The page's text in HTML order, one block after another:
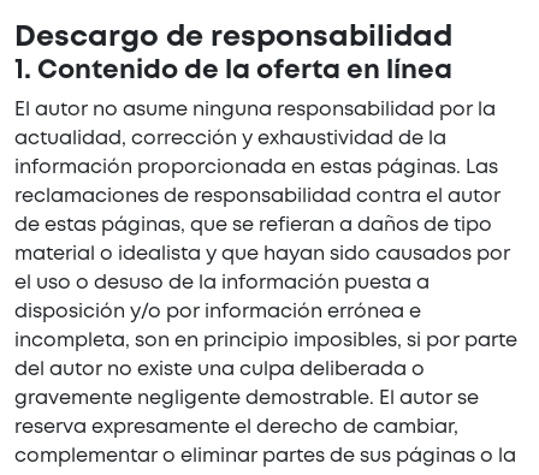
Descargo de responsabilidad
1. Contenido de la oferta en línea
El autor no asume ninguna responsabilidad por la
actualidad, corrección y exhaustividad de la
información proporcionada en estas páginas. Las
reclamaciones de responsabilidad contra el autor
de estas páginas, que se refieran a daños de tipo
material o idealista y que hayan sido causados por
el uso o desuso de la información puesta a
disposición y/o por información errónea e
incompleta, son en principio imposibles, si por parte
del autor no existe una culpa deliberada o
gravemente negligente demostrable. El autor se
reserva expresamente el derecho de cambiar,
complementar o eliminar partes de sus páginas o la